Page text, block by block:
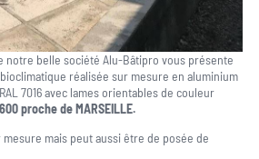
notre belle société Alu-Bâtipro vous présente
bioclimatique réalisée sur mesure en aluminium
7016 avec lames orientables de couleur
proche deMARSEILLE.
mais peut aussi être de posée de